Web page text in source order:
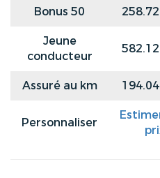
Bonus 50
Jeune
conducteur
Assuré au km
Personnaliser